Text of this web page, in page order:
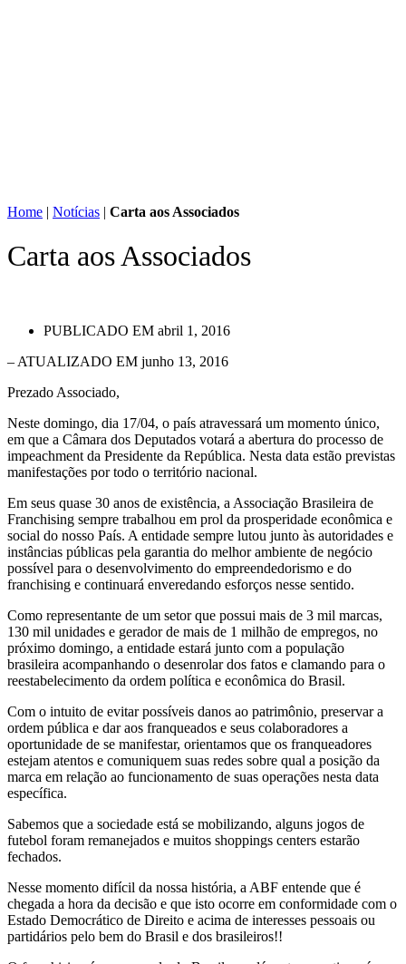
Home | Notícias | Carta aos Associados
Carta aos Associados
PUBLICADO EM abril 1, 2016
– ATUALIZADO EM junho 13, 2016
Prezado Associado,
Neste domingo, dia 17/04, o país atravessará um momento único,
em que a Câmara dos Deputados votará a abertura do processo de
impeachment da Presidente da República. Nesta data estão previstas
manifestações por todo o território nacional.
Em seus quase 30 anos de existência, a Associação Brasileira de
Franchising sempre trabalhou em prol da prosperidade econômica e
social do nosso País. A entidade sempre lutou junto às autoridades e
instâncias públicas pela garantia do melhor ambiente de negócio
possível para o desenvolvimento do empreendedorismo e do
franchising e continuará enveredando esforços nesse sentido.
Como representante de um setor que possui mais de 3 mil marcas,
130 mil unidades e gerador de mais de 1 milhão de empregos, no
próximo domingo, a entidade estará junto com a população
brasileira acompanhando o desenrolar dos fatos e clamando para o
reestabelecimento da ordem política e econômica do Brasil.
Com o intuito de evitar possíveis danos ao patrimônio, preservar a
ordem pública e dar aos franqueados e seus colaboradores a
oportunidade de se manifestar, orientamos que os franqueadores
estejam atentos e comuniquem suas redes sobre qual a posição da
marca em relação ao funcionamento de suas operações nesta data
específica.
Sabemos que a sociedade está se mobilizando, alguns jogos de
futebol foram remanejados e muitos shoppings centers estarão
fechados.
Nesse momento difícil da nossa história, a ABF entende que é
chegada a hora da decisão e que isto ocorre em conformidade com o
Estado Democrático de Direito e acima de interesses pessoais ou
partidários pelo bem do Brasil e dos brasileiros!!